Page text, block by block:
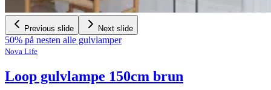
Previous slide Next slide
50% på nesten alle gulvlamper
Nova Life
Loop gulvlampe 150cm brun